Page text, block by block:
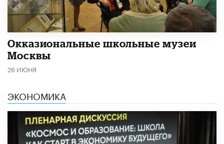
​Окказиональные школьные музеи
Москвы
26 ИЮНЯ
ЭКОНОМИКА